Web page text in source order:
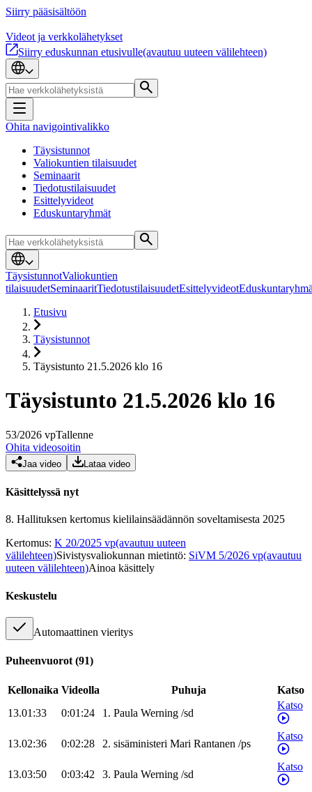
Siirry pääsisältöön
Videot ja verkkolähetykset
Siirry eduskunnan etusivulle(avautuu uuteen välilehteen)
Ohita navigointivalikko
Täysistunnot
Valiokuntien tilaisuudet
Seminaarit
Tiedotustilaisuudet
Esittelyvideot
Eduskuntaryhmät
TäysistunnotValiokuntien
tilaisuudetSeminaaritTiedotustilaisuudetEsittelyvideot
Etusivu
Täysistunnot
Täysistunto 21.5.2026 klo 16
Täysistunto 21.5.2026 klo 16
53/2026 vpTallenne
Ohita videosoitin
Jaa video Lataa video
Käsittelyssä nyt
8. Hallituksen kertomus kielilainsäädännön soveltamisesta 2025
Kertomus: K 20/2025 vp(avautuu uuteen
välilehteen)Sivistysvaliokunnan mietintö: SiVM 5/2026 vp(avautuu
uuteen välilehteen)Ainoa käsittely
Keskustelu
Automaattinen vieritys
Puheenvuorot (91)
Kellonaika Videolla Puhuja
Katso
13.01:33
0:01:24 1. Paula Werning /sd
Katso
13.02:36 0:02:28 2. sisäministeri Mari Rantanen /ps
Katso
13.03:50 0:03:42 3. Paula Werning /sd
Katso